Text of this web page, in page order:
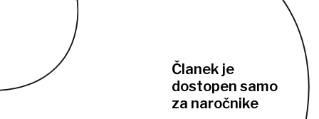
Članek je
dostopen samo
za naročnike